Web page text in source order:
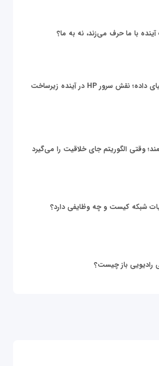
با ما حرف می‌زند، نه به ما؟
زیر پوست دنیای داده؛ نقش سرور HP در آینده زیرساخت
وقتی الگوریتم جای خلاقیت را می‌گیرد
شبکه کیست و چه وظایفی دارد؟
رادیویی باز چیست؟